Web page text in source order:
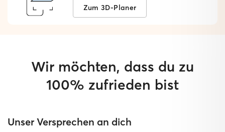
Zum 3D-Planer
Wir möchten, dass du zu
100% zufrieden bist
Unser Versprechen an dich